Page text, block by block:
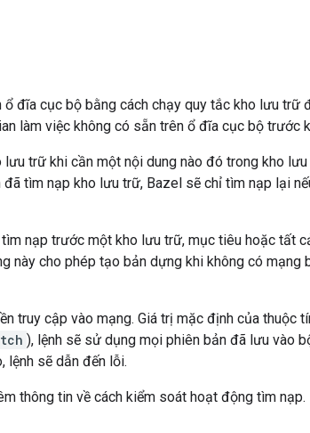
đĩa cục bộ bằng cách chạy quy tắc kho lưu trữ
làm việc không có sẵn trên ổ đĩa cục bộ trước
trữ khi cần một nội dung nào đó trong kho
tìm nạp kho lưu trữ, Bazel sẽ chỉ tìm nạp lại
nạp trước một kho lưu trữ, mục tiêu hoặc tất
này cho phép tạo bản dựng khi không có mạng
truy cập vào mạng. Giá trị mặc định của thuộc
), lệnh sẽ sử dụng mọi phiên bản đã lưu vào
lệnh sẽ dẫn đến lỗi.
thông tin về cách kiểm soát hoạt động tìm nạp.